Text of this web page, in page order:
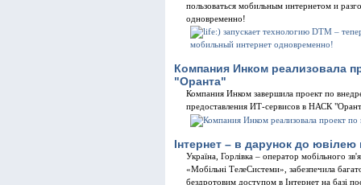
пользоваться мобильным интернетом и
одновременно!
Компания Инком реализовала
"Оранта"
Компания Инком завершила проект по
предоставления ИТ-сервисов в НАСК
Інтернет – в дарунок до
Україна, Горлівка – оператор мобільного
«Мобільні ТелеСистеми», забезпечила
бездротовим доступом в Інтернет на базі